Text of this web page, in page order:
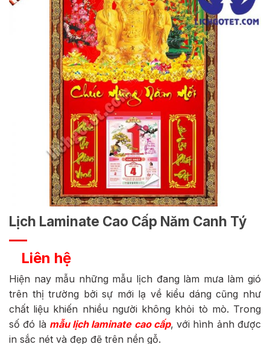
Lịch Laminate Cao Cấp Năm Canh Tý
Liên hệ
Hiện nay mẫu những mẫu lịch đang làm mưa làm gió
trên thị trường bởi sự mới lạ về kiểu dáng cũng như
chất liệu khiến nhiều người không khỏi tò mò. Trong
số đó là mẫu lịch laminate cao cấp, với hình ảnh được
in sắc nét và đẹp đẽ trên nền gỗ.